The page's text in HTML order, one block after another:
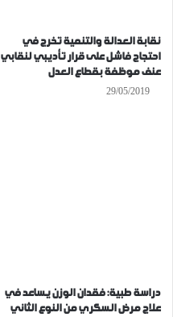
نقابة العدالة والتنمية تخرج في
احتجاج فاشل على قرار تأديبي لنقابي
عنف موظفة بقطاع العدل
29/05/2019
دراسة طبية: فقدان الوزن يساعد في
علاج مرض السكري من النوع الثاني